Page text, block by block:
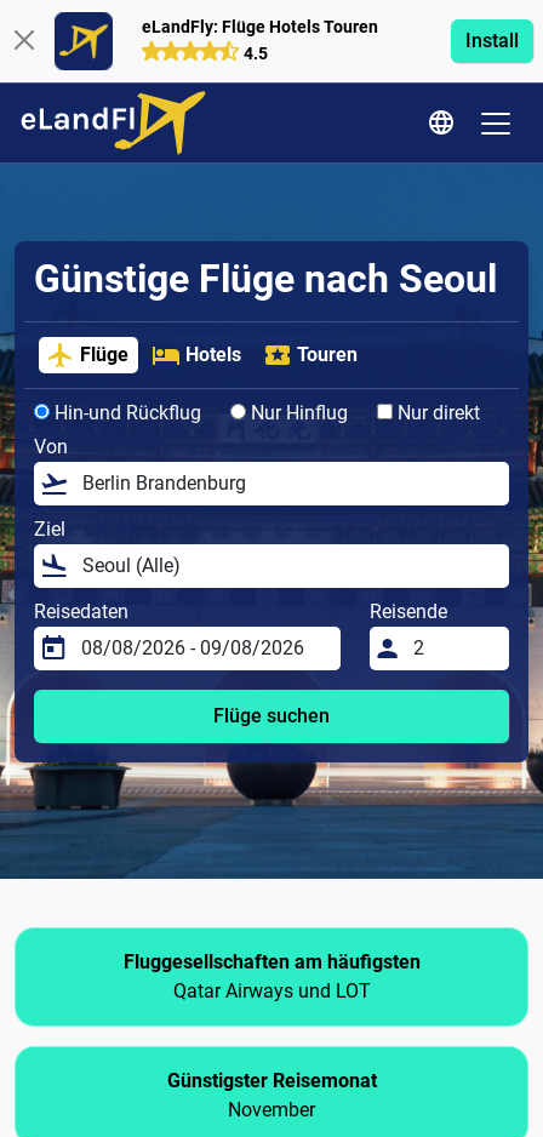
eLandFly: Flüge Hotels Touren
4.5
Install
Günstige Flüge nach Seoul
Flüge Hotels Touren
Hin-und Rückflug Nur Hinflug
Nur direkt
Von
Ziel
Reisedaten Reisende
Flüge suchen
Fluggesellschaften am häufigsten
Qatar Airways und LOT
Günstigster Reisemonat
November